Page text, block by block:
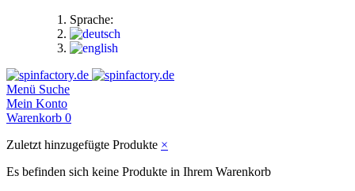
Sprache:
Menü Suche
Mein Konto
Warenkorb 0
Zuletzt hinzugefügte Produkte ×
Es befinden sich keine Produkte in Ihrem Warenkorb